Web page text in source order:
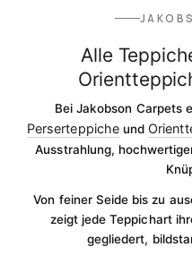
Alle
Bei Jakobson Carpets
Perserteppicheund
Ausstrahlung,
Von feiner Seide bis zu
zeigt jede Teppichart
gegliedert,